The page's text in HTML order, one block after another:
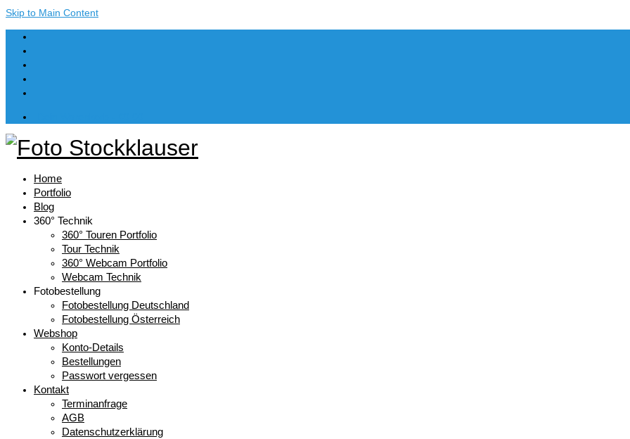
Skip to Main Content
Home
Portfolio
Blog
360° Technik
360° Touren Portfolio
Tour Technik
360° Webcam Portfolio
Webcam Technik
Fotobestellung
Fotobestellung Deutschland
Fotobestellung Österreich
Webshop
Konto-Details
Bestellungen
Passwort vergessen
Kontakt
Terminanfrage
AGB
Datenschutzerklärung